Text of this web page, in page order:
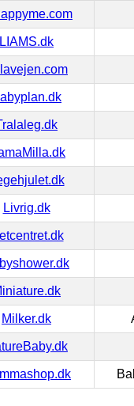
LIAMS.dk
Livrig.dk
Milker.dk